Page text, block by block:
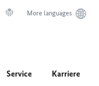
More languages
Service Karriere